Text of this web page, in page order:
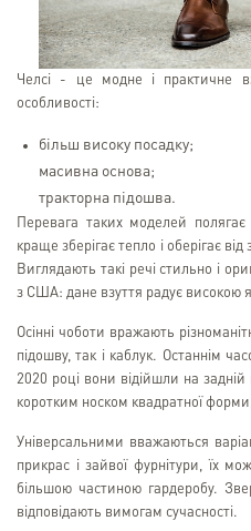
Челсі - це модне і практичне
особливості:
більш високу посадку;
масивна основа;
тракторна підошва.
Перевага таких моделей полягає
краще зберігає тепло і оберігає
Виглядають такі речі стильно і
з США: дане взуття радує високою
Осінні чоботи вражають
підошву, так і каблук. Останнім
2020 році вони відійшли на задній
коротким носком квадратної
Універсальними вважаються
прикрас і зайвої фурнітури, їх
більшою частиною гардеробу.
відповідають вимогам сучасності.